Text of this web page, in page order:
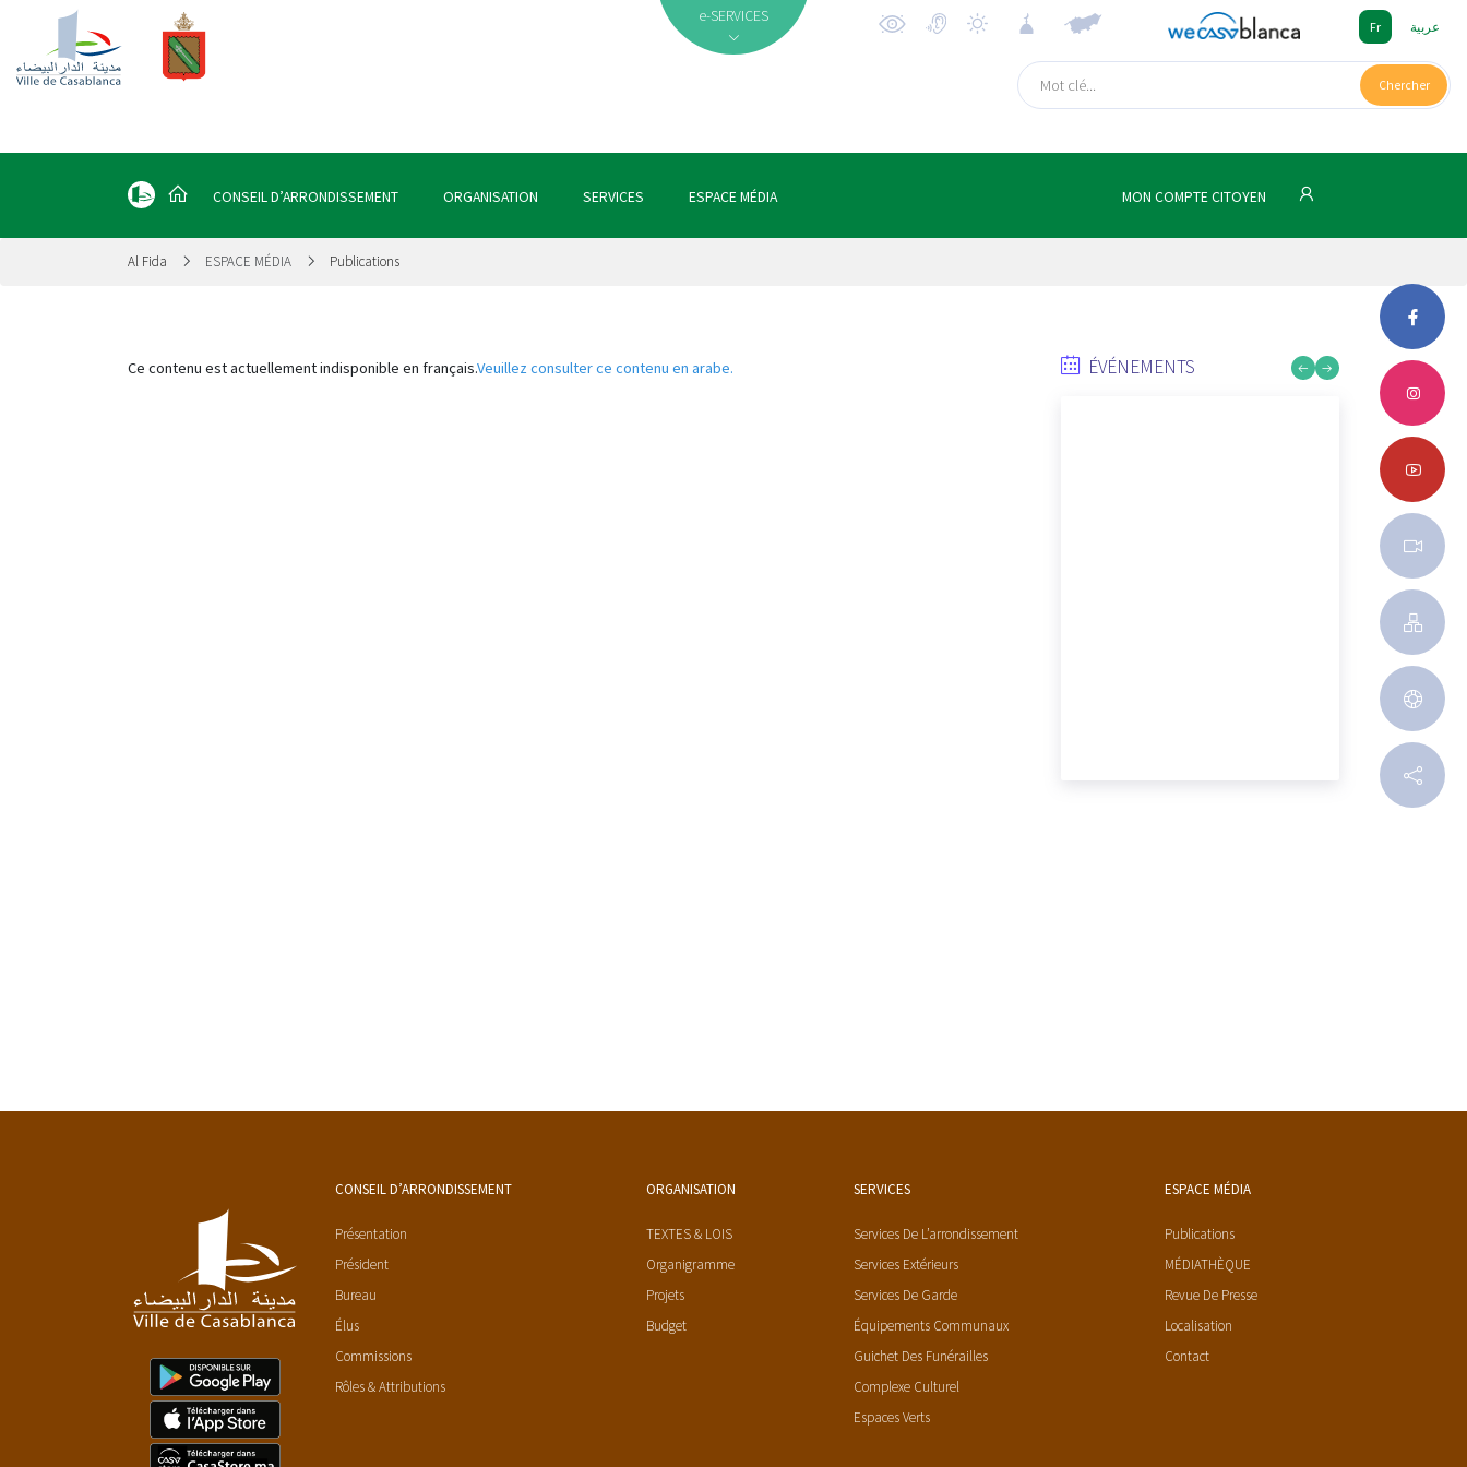
e-SERVICES
Fr عربية
Chercher
CONSEIL D’ARRONDISSEMENT ORGANISATION SERVICES ESPACE MÉDIA MON COMPTE CITOYEN
Al Fida ESPACE MÉDIA Publications
Ce contenu est actuellement indisponible en français.Veuillez consulter ce contenu en arabe. ÉVÉNEMENTS
CONSEIL D’ARRONDISSEMENT
Présentation
Président
Bureau
Élus
Commissions
Rôles & Attributions
ORGANISATION
TEXTES & LOIS
Organigramme
Projets
Budget
SERVICES
Services De L’arrondissement
Services Extérieurs
Services De Garde
Équipements Communaux
Guichet Des Funérailles
Complexe Culturel
Espaces Verts
ESPACE MÉDIA
Publications
MÉDIATHÈQUE
Revue De Presse
Localisation
Contact